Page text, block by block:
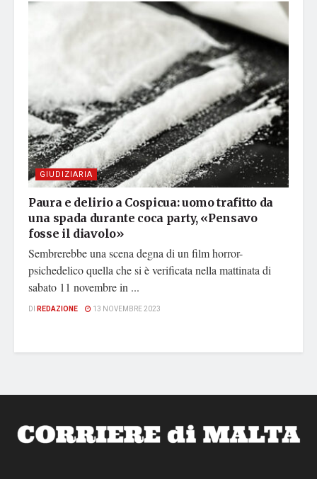
GIUDIZIARIA
Paura e delirio a Cospicua: uomo trafitto da
una spada durante coca party, «Pensavo
fosse il diavolo»
Sembrerebbe una scena degna di un film horror-
psichedelico quella che si è verificata nella mattinata di
sabato 11 novembre in ...
DI REDAZIONE 13 NOVEMBRE 2023